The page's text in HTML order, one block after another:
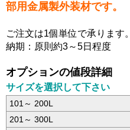
部用金属製外装材です。
ご注文は1個単位で承ります。
納期：原則約3～5日程度
オプションの値段詳細
サイズを選択して下さい
101～ 200L
201～ 300L